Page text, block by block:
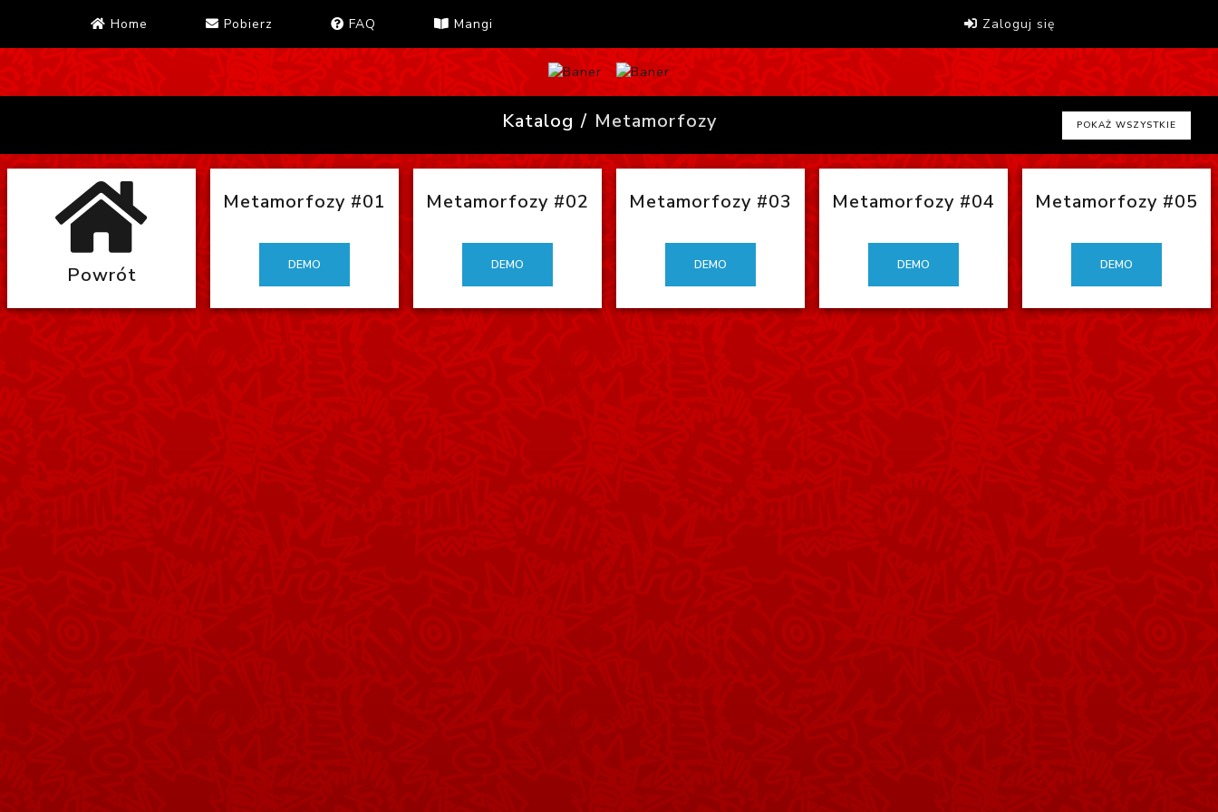
Home Pobierz FAQ Mangi Zaloguj się
Katalog Metamorfozy POKAŻ WSZYSTKIE
Powrót
Metamorfozy #01
DEMO
Metamorfozy #02
DEMO
Metamorfozy #03
DEMO
Metamorfozy #04
DEMO
Metamorfozy #05
DEMO